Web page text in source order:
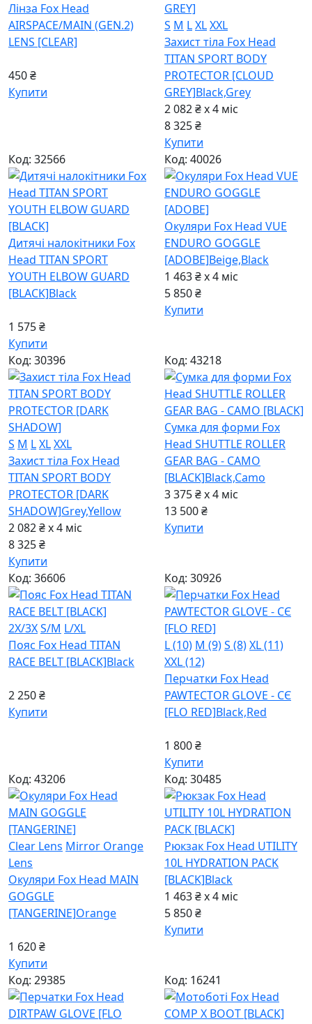
Лінза Fox Head
AIRSPACE/MAIN (GEN.2)
LENS [CLEAR]
450 ₴
Купити
S M LXLXXL
Захист тіла Fox Head
TITAN SPORT BODY
PROTECTOR [CLOUD
GREY]Black,Grey
2 082 ₴ x 4 міс
8 325 ₴
Купити
Код: 32566
Дитячі налокітники Fox
Head TITAN SPORT
YOUTH ELBOW GUARD
[BLACK]Black
1 575 ₴
Купити
Код: 40026
Окуляри Fox Head VUE
ENDURO GOGGLE
[ADOBE]Beige,Black
1 463 ₴ x 4 міс
5 850 ₴
Купити
Код: 30396
S M LXLXXL
Захист тіла Fox Head
TITAN SPORT BODY
PROTECTOR [DARK
SHADOW]Grey,Yellow
2 082 ₴ x 4 міс
8 325 ₴
Купити
Код: 43218
Сумка для форми Fox
Head SHUTTLE ROLLER
GEAR BAG - CAMO
[BLACK]Black,Camo
3 375 ₴ x 4 міс
13 500 ₴
Купити
Код: 36606
2X/3XS/M L/XL
Пояс Fox Head TITAN
RACE BELT [BLACK]Black
2 250 ₴
Купити
Код: 30926
L (10) M (9)S (8)XL (11)
XXL (12)
Перчатки Fox Head
PAWTECTOR GLOVE - CЄ
[FLO RED]Black,Red
1 800 ₴
Купити
Код: 43206
Clear Lens Mirror Orange
Lens
Окуляри Fox Head MAIN
GOGGLE
[TANGERINE]Orange
1 620 ₴
Купити
Код: 30485
Рюкзак Fox Head UTILITY
10L HYDRATION PACK
[BLACK]Black
1 463 ₴ x 4 міс
5 850 ₴
Купити
Код: 29385 Код: 16241